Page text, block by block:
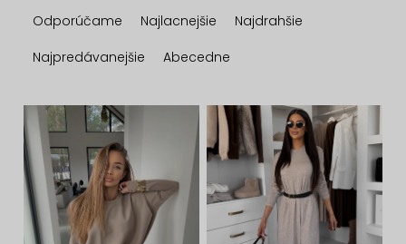
a
d
n
i
e
p
r
Odporúčame Najlacnejšie
Najdrahšie
Najpredávanejšie
Abecedne
V
ý
p
i
s